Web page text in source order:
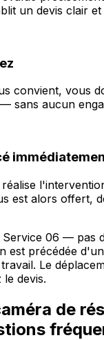
un devis clair et
convient, vous
sans aucun
est alors offert,
06 — pas
est précédée
Le
devis.
de